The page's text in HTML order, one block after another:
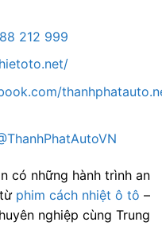
212 999
có những hành trình an
phim cách nhiệt ô tô –
nghiệp cùng Trung